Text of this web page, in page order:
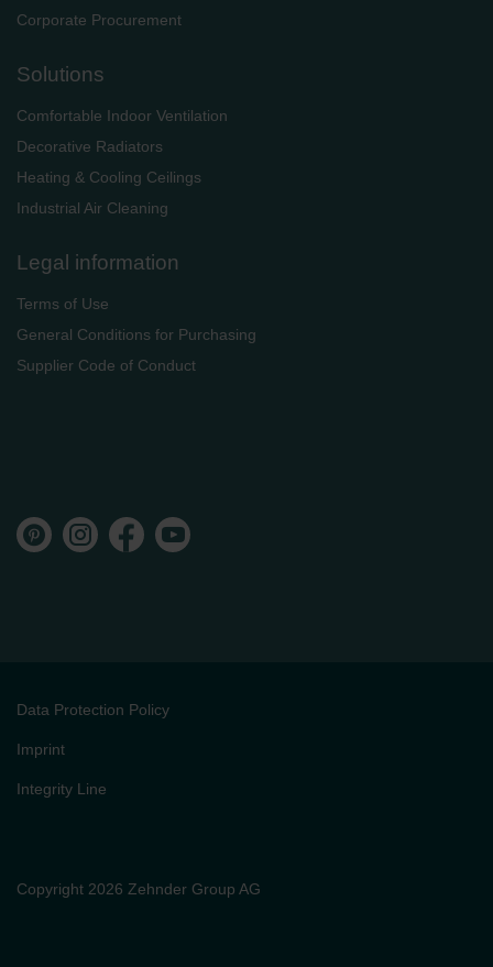
Corporate Procurement
Solutions
Comfortable Indoor Ventilation
Decorative Radiators
Heating & Cooling Ceilings
Industrial Air Cleaning
Legal information
Terms of Use
General Conditions for Purchasing
Supplier Code of Conduct
Copyright 2026 Zehnder Group AG
Data Protection Policy
Imprint
Integrity Line